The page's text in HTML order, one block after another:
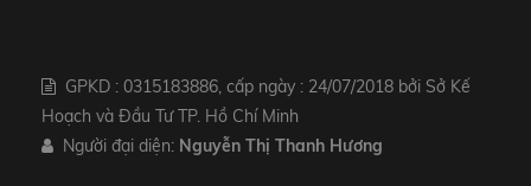
GPKD : 0315183886, cấp ngày : 24/07/2018 bởi Sở Kế
Hoạch và Đầu Tư TP. Hồ Chí Minh
Người đại diện: Nguyễn Thị Thanh Hương